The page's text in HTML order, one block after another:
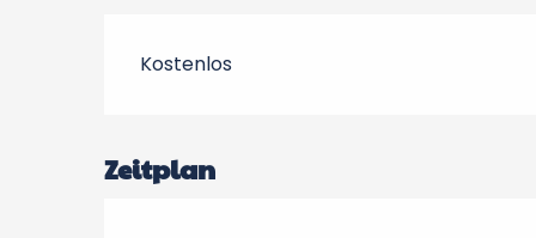
Kostenlos
Zeitplan